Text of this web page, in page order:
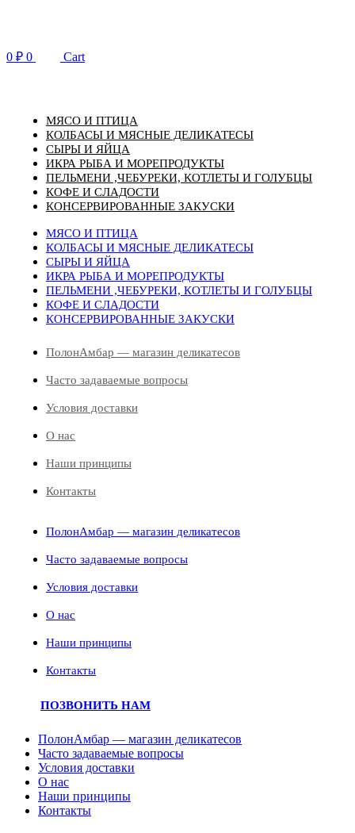
0 ₽ 0 Cart
МЯСО И ПТИЦА
КОЛБАСЫ И МЯСНЫЕ ДЕЛИКАТЕСЫ
СЫРЫ И ЯЙЦА
ИКРА РЫБА И МОРЕПРОДУКТЫ
ПЕЛЬМЕНИ ,ЧЕБУРЕКИ, КОТЛЕТЫ И ГОЛУБЦЫ
КОФЕ И СЛАДОСТИ
КОНСЕРВИРОВАННЫЕ ЗАКУСКИ
МЯСО И ПТИЦА
КОЛБАСЫ И МЯСНЫЕ ДЕЛИКАТЕСЫ
СЫРЫ И ЯЙЦА
ИКРА РЫБА И МОРЕПРОДУКТЫ
ПЕЛЬМЕНИ ,ЧЕБУРЕКИ, КОТЛЕТЫ И ГОЛУБЦЫ
КОФЕ И СЛАДОСТИ
КОНСЕРВИРОВАННЫЕ ЗАКУСКИ
ПолонАмбар — магазин деликатесов
Часто задаваемые вопросы
Условия доставки
О нас
Наши принципы
Контакты
ПолонАмбар — магазин деликатесов
Часто задаваемые вопросы
Условия доставки
О нас
Наши принципы
Контакты
ПОЗВОНИТЬ НАМ
ПолонАмбар — магазин деликатесов
Часто задаваемые вопросы
Условия доставки
О нас
Наши принципы
Контакты